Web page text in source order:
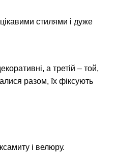
стилями і дуже
а третій – той,
разом, їх фіксують
і велюру.